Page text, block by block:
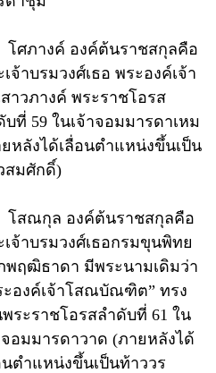
ภางค์ องค์ต้นราชสกุลคือ
เจ้าบรมวงศ์เธอ พระองค์เจ้า
สาวภางค์ พระราชโอรส
บที่ 59 ในเจ้าจอมมารดาเหม
หลังได้เลื่อนตำแหน่งขึ้นเป็น
สมศักดิ์)
ณกุล องค์ต้นราชสกุลคือ
เจ้าบรมวงศ์เธอกรมขุนพิทย
พฤฒิธาดา มีพระนามเดิมว่า
ะองค์เจ้าโสณบัณฑิต” ทรง
พระราชโอรสลำดับที่ 61 ใน
จอมมารดาวาด (ภายหลังได้
นตำแหน่งขึ้นเป็นท้าววร